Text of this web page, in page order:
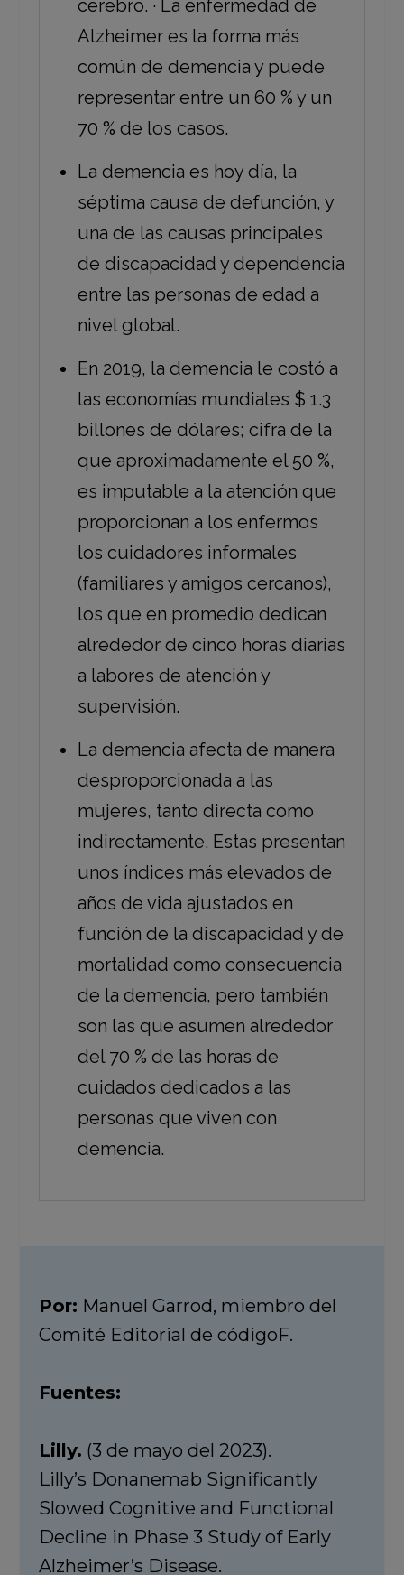
cerebro. · La enfermedad de
Alzheimer es la forma más
común de demencia y puede
representar entre un 60 % y un
70 % de los casos.
La demencia es hoy día, la
séptima causa de defunción, y
una de las causas principales
de discapacidad y dependencia
entre las personas de edad a
nivel global.
En 2019, la demencia le costó a
las economías mundiales $ 1.3
billones de dólares; cifra de la
que aproximadamente el 50 %,
es imputable a la atención que
proporcionan a los enfermos
los cuidadores informales
(familiares y amigos cercanos),
los que en promedio dedican
alrededor de cinco horas diarias
a labores de atención y
supervisión.
La demencia afecta de manera
desproporcionada a las
mujeres, tanto directa como
indirectamente. Estas presentan
unos índices más elevados de
años de vida ajustados en
función de la discapacidad y de
mortalidad como consecuencia
de la demencia, pero también
son las que asumen alrededor
del 70 % de las horas de
cuidados dedicados a las
personas que viven con
demencia.
Por: Manuel Garrod, miembro del
Comité Editorial de códigoF.
Fuentes:
Lilly. (3 de mayo del 2023).
Lilly’s Donanemab Significantly
Slowed Cognitive and Functional
Decline in Phase 3 Study of Early
Alzheimer’s Disease.